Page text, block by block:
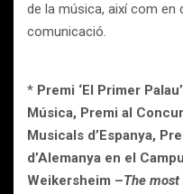
de la música, així com en
comunicació.
* Premi ‘El Primer
Música, Premi al
Musicals d’Espanya,
d’Alemanya en el
Weikersheim –The